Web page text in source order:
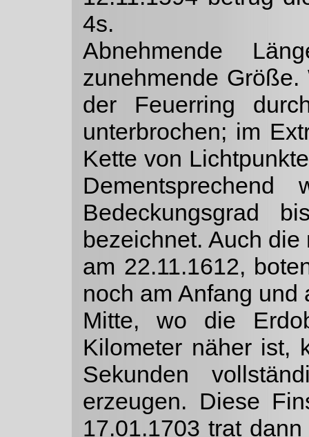
4s.
Abnehmende
zunehmende
der Feuer­ring
unterbrochen; im
Kette von
Bedeckungs­grad
bezeichnet. Auch
am 22.11.1612,
noch am Anfang und
Mitte, wo die
Kilometer näher ist,
Sekun­den
erzeugen. Diese
17.01.1703 trat